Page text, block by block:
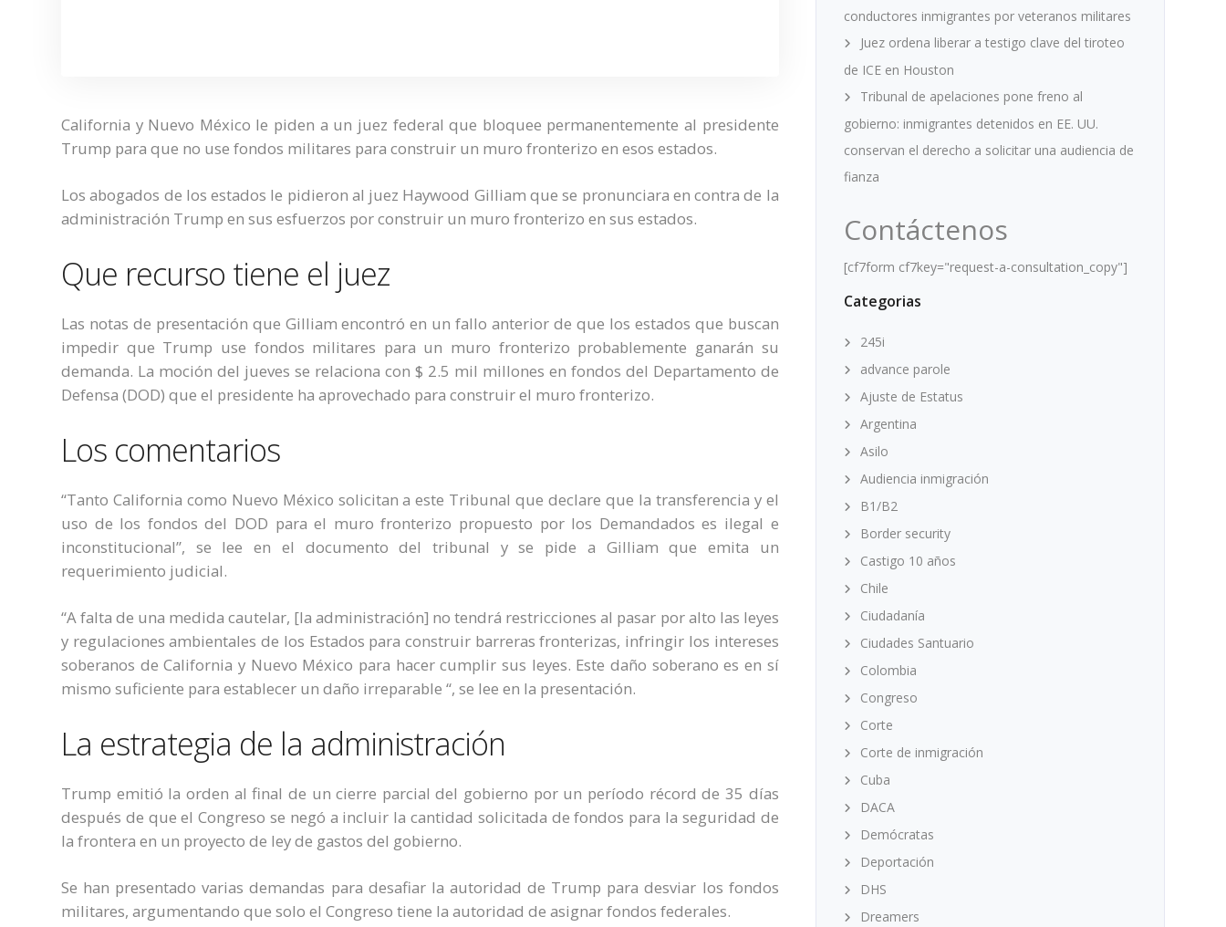
California y Nuevo México le piden a un juez federal que bloquee permanentemente al presidente
Trump para que no use fondos militares para construir un muro fronterizo en esos estados.
Los abogados de los estados le pidieron al juez Haywood Gilliam que se pronunciara en contra de la
administración Trump en sus esfuerzos por construir un muro fronterizo en sus estados.
Que recurso tiene el juez
Las notas de presentación que Gilliam encontró en un fallo anterior de que los estados que buscan
impedir que Trump use fondos militares para un muro fronterizo probablemente ganarán su
demanda. La moción del jueves se relaciona con $ 2.5 mil millones en fondos del Departamento de
Defensa (DOD) que el presidente ha aprovechado para construir el muro fronterizo.
Los comentarios
“Tanto California como Nuevo México solicitan a este Tribunal que declare que la transferencia y el
uso de los fondos del DOD para el muro fronterizo propuesto por los Demandados es ilegal e
inconstitucional”, se lee en el documento del tribunal y se pide a Gilliam que emita un
requerimiento judicial.
“A falta de una medida cautelar, [la administración] no tendrá restricciones al pasar por alto las leyes
y regulaciones ambientales de los Estados para construir barreras fronterizas, infringir los intereses
soberanos de California y Nuevo México para hacer cumplir sus leyes. Este daño soberano es en sí
mismo suficiente para establecer un daño irreparable “, se lee en la presentación.
La estrategia de la administración
Trump emitió la orden al final de un cierre parcial del gobierno por un período récord de 35 días
después de que el Congreso se negó a incluir la cantidad solicitada de fondos para la seguridad de
la frontera en un proyecto de ley de gastos del gobierno.
Se han presentado varias demandas para desafiar la autoridad de Trump para desviar los fondos
militares, argumentando que solo el Congreso tiene la autoridad de asignar fondos federales.
conductores inmigrantes por veteranos militares
Juez ordena liberar a testigo clave del tiroteo
de ICE en Houston
Tribunal de apelaciones pone freno al
gobierno: inmigrantes detenidos en EE. UU.
conservan el derecho a solicitar una audiencia de
fianza
Contáctenos
[cf7form cf7key="request-a-consultation_copy"]
Categorias
245i
advance parole
Ajuste de Estatus
Argentina
Asilo
Audiencia inmigración
B1/B2
Border security
Castigo 10 años
Chile
Ciudadanía
Ciudades Santuario
Colombia
Congreso
Corte
Corte de inmigración
Cuba
DACA
Demócratas
Deportación
DHS
Dreamers